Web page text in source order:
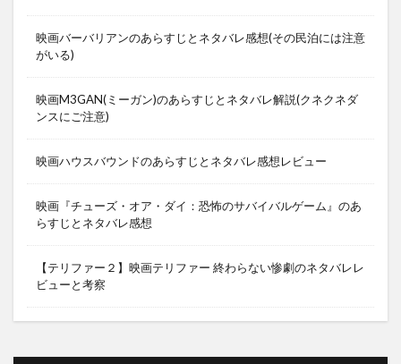
映画バーバリアンのあらすじとネタバレ感想(その民泊には注意
がいる)
映画M3GAN(ミーガン)のあらすじとネタバレ解説(クネクネダ
ンスにご注意)
映画ハウスバウンドのあらすじとネタバレ感想レビュー
映画『チューズ・オア・ダイ：恐怖のサバイバルゲーム』のあ
らすじとネタバレ感想
【テリファー２】映画テリファー 終わらない惨劇のネタバレレ
ビューと考察